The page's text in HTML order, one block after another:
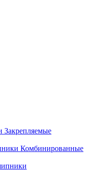
Закрепляемые
Комбинированные